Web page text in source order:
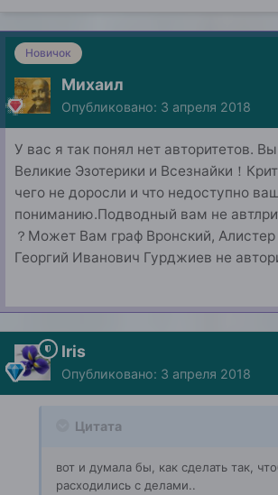
Новичок
Михаил
Опубликовано: 3 апреля 2018
У вас я так понял нет авторитетов.
Великие Эзотерики и Всезнайки！
чего не доросли и что недоступно
пониманию.Подводный вам не
？Может Вам граф Вронский,
Георгий Иванович Гурджиев не
Iris
Опубликовано: 3 апреля 2018
Цитата
вот и думала бы, как сделать так,
расходились с делами..